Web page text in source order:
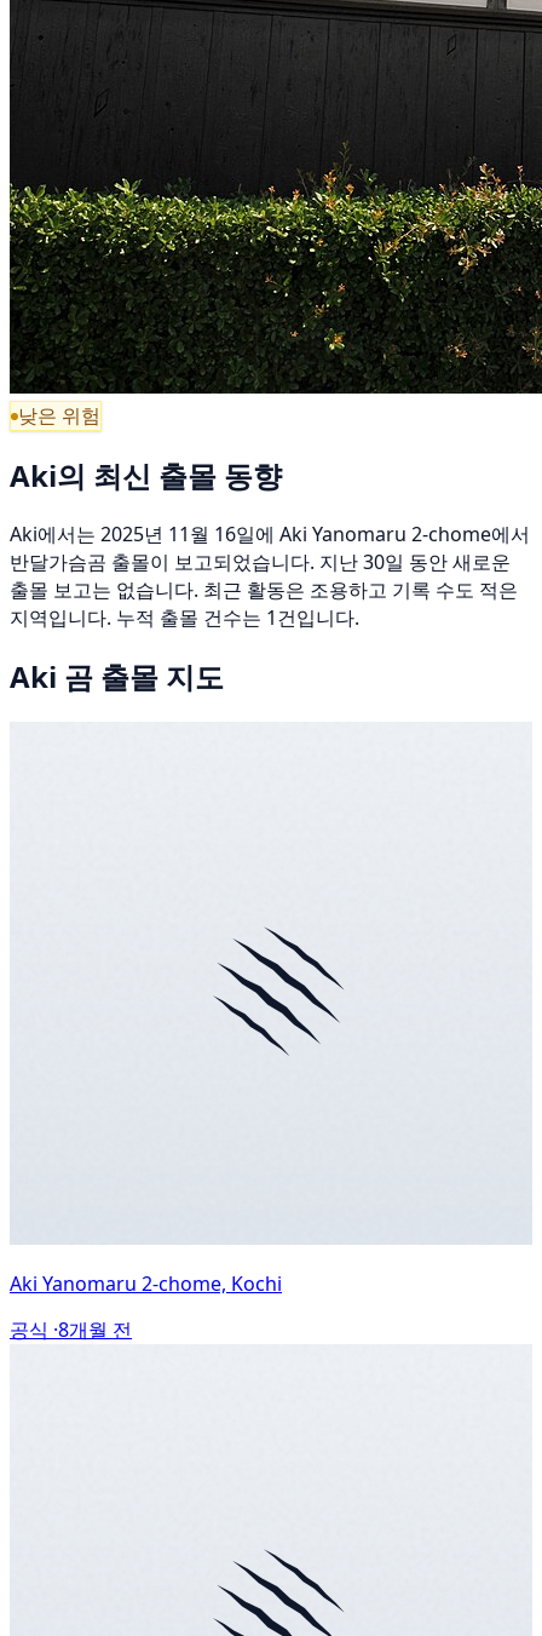
낮은 위험
Aki의 최신 출몰 동향
Aki에서는 2025년 11월 16일에 Aki Yanomaru 2-chome에서
반달가슴곰 출몰이 보고되었습니다. 지난 30일 동안 새로운
출몰 보고는 없습니다. 최근 활동은 조용하고 기록 수도 적은
지역입니다. 누적 출몰 건수는 1건입니다.
Aki 곰 출몰 지도
Aki Yanomaru 2-chome, Kochi
공식 ·8개월 전